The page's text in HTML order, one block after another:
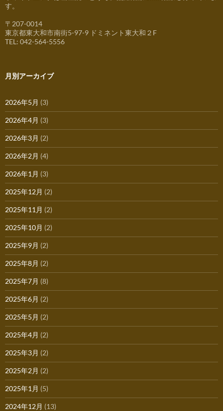
す。
〒207-0014
東京都東大和市南街5-97-9 ドミネント東大和２F
TEL: 042-564-5556
月別アーカイブ
2026年5月 (3)
2026年4月 (3)
2026年3月 (2)
2026年2月 (4)
2026年1月 (3)
2025年12月 (2)
2025年11月 (2)
2025年10月 (2)
2025年9月 (2)
2025年8月 (2)
2025年7月 (8)
2025年6月 (2)
2025年5月 (2)
2025年4月 (2)
2025年3月 (2)
2025年2月 (2)
2025年1月 (5)
2024年12月 (13)